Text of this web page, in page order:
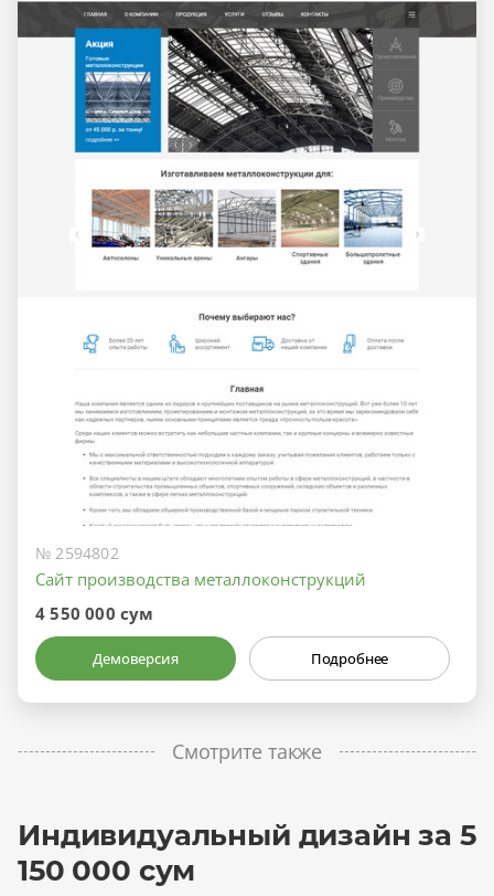
№ 2594802
Сайт производства металлоконструкций
4 550 000 сум
Демоверсия Подробнее
Смотрите также
Индивидуальный дизайн за 5
150 000 сум